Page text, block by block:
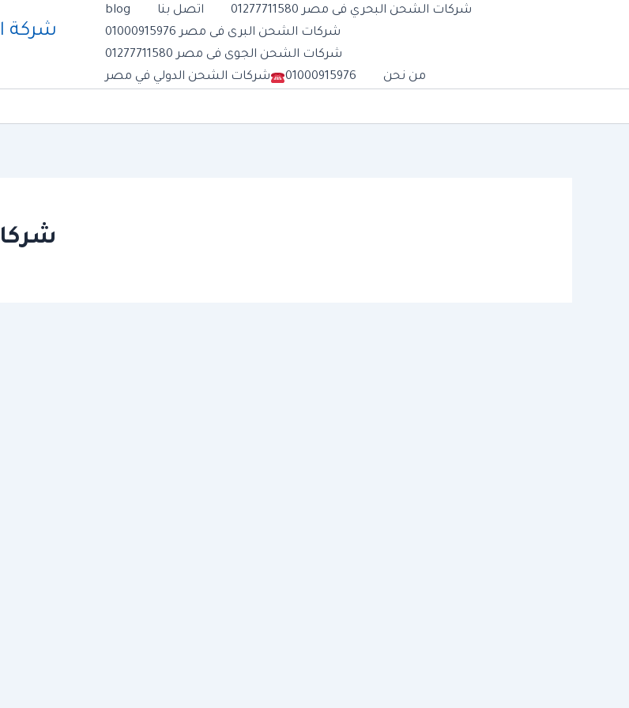
blog اتصل بنا
شركات الشحن البحري فى مصر 01277711580
شركات الشحن البرى فى مصر 01000915976
شركات الشحن الجوى فى مصر 01277711580
شركات الشحن الدولي في مصر
01000915976 من نحن